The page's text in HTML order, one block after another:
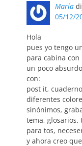
María
05/12/
Hola
pues yo tengo
para cabina
un poco
con:
post it,
diferentes
sinónimos,
tema, glosarios,
para tos,
y ahora creo